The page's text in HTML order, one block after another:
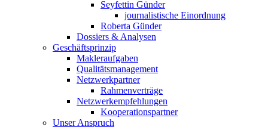
Seyfettin Günder
journalistische Einordnung
Roberta Günder
Dossiers & Analysen
Geschäftsprinzip
Makleraufgaben
Qualitätsmanagement
Netzwerkpartner
Rahmenverträge
Netzwerkempfehlungen
Kooperationspartner
Unser Anspruch